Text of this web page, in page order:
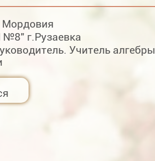
Мордовия
г.Рузаевка
Учитель алгебры